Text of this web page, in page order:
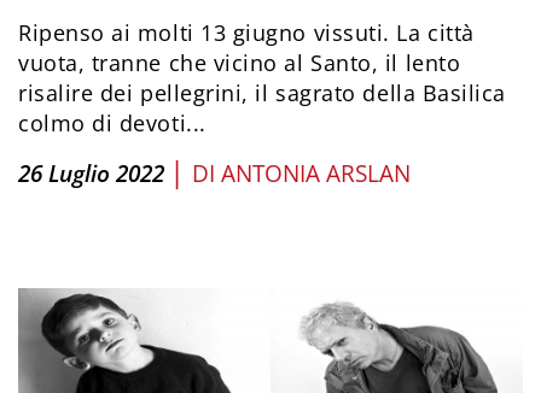
Ripenso ai molti 13 giugno vissuti. La città
vuota, tranne che vicino al Santo, il lento
risalire dei pellegrini, il sagrato della Basilica
colmo di devoti...
26 Luglio 2022 | DI ANTONIA ARSLAN